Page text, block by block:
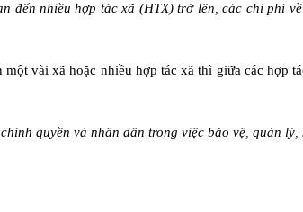
nhiều hợp tác xã (HTX) trở lên, các chi phí
vài xã hoặc nhiều hợp tác xã thì giữa các hợp
quyền và nhân dân trong việc bảo vệ, quản